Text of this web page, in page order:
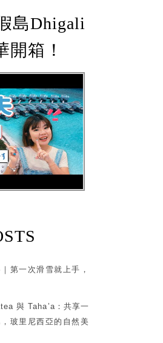
島Dhigali
開箱！
第一次滑雪就上手，
與 Taha’a：共享一
玻里尼西亞的自然美